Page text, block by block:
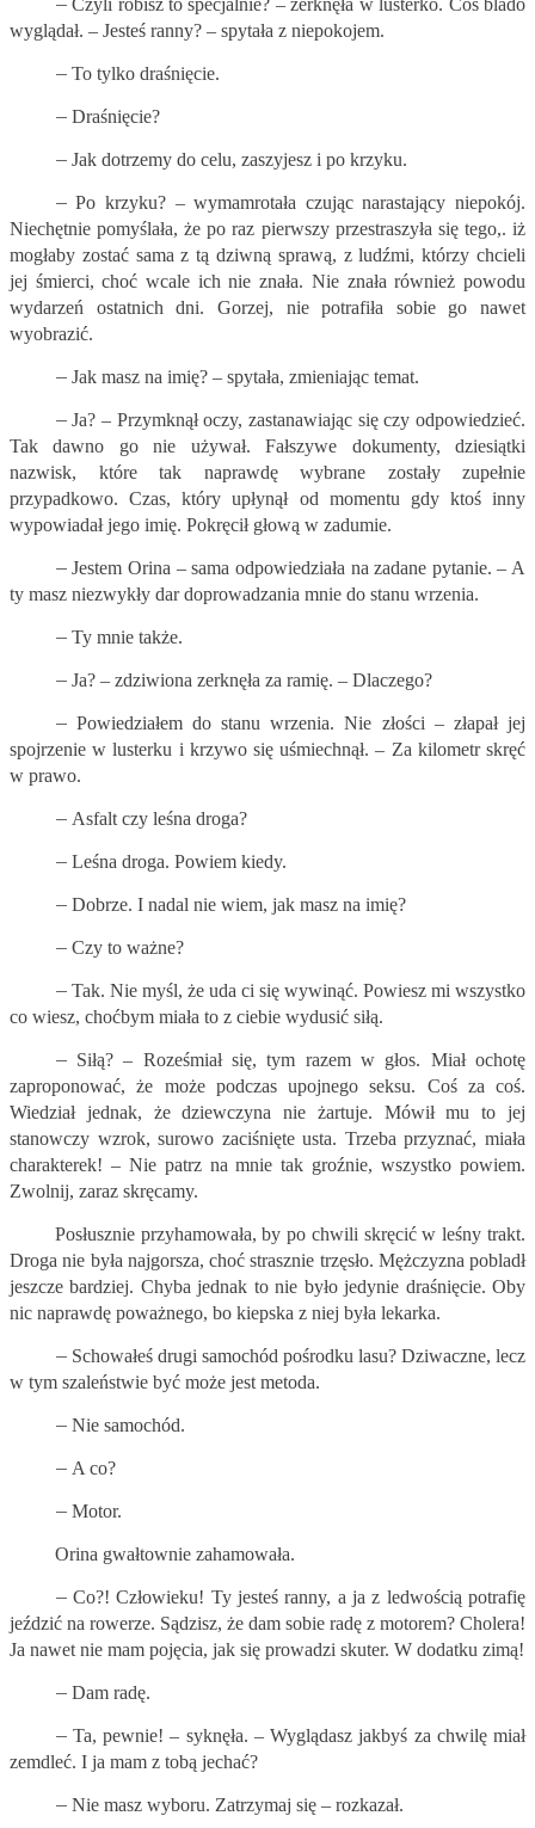
–Czyli robisz to specjalnie? – zerknęła w lusterko. Coś blado
wyglądał. – Jesteś ranny? – spytała z niepokojem.
– To tylko draśnięcie.
– Draśnięcie?
– Jak dotrzemy do celu, zaszyjesz i po krzyku.
–Po krzyku? – wymamrotała czując narastający niepokój.
Niechętnie pomyślała, że po raz pierwszy przestraszyła się tego,. iż
mogłaby zostać sama z tą dziwną sprawą, z ludźmi, którzy chcieli
jej śmierci, choć wcale ich nie znała. Nie znała również powodu
wydarzeń ostatnich dni. Gorzej, nie potrafiła sobie go nawet
wyobrazić.
– Jak masz na imię? – spytała, zmieniając temat.
–Ja? – Przymknął oczy, zastanawiając się czy odpowiedzieć.
Tak dawno go nie używał. Fałszywe dokumenty, dziesiątki
nazwisk, które tak naprawdę wybrane zostały zupełnie
przypadkowo. Czas, który upłynął od momentu gdy ktoś inny
wypowiadał jego imię. Pokręcił głową w zadumie.
–Jestem Orina – sama odpowiedziała na zadane pytanie. – A
ty masz niezwykły dar doprowadzania mnie do stanu wrzenia.
– Ty mnie także.
– Ja? – zdziwiona zerknęła za ramię. – Dlaczego?
– Powiedziałem do stanu wrzenia. Nie złości – złapał jej
spojrzenie w lusterku i krzywo się uśmiechnął. – Za kilometr skręć
w prawo.
– Asfalt czy leśna droga?
– Leśna droga. Powiem kiedy.
– Dobrze. I nadal nie wiem, jak masz na imię?
– Czy to ważne?
– Tak. Nie myśl, że uda ci się wywinąć. Powiesz mi wszystko
co wiesz, choćbym miała to z ciebie wydusić siłą.
– Siłą? – Roześmiał się, tym razem w głos. Miał ochotę
zaproponować, że może podczas upojnego seksu. Coś za coś.
Wiedział jednak, że dziewczyna nie żartuje. Mówił mu to jej
stanowczy wzrok, surowo zaciśnięte usta. Trzeba przyznać, miała
charakterek! – Nie patrz na mnie tak groźnie, wszystko powiem.
Zwolnij, zaraz skręcamy.
Posłusznie przyhamowała, by po chwili skręcić w leśny trakt.
Droga nie była najgorsza, choć strasznie trzęsło. Mężczyzna pobladł
jeszcze bardziej. Chyba jednak to nie było jedynie draśnięcie. Oby
nic naprawdę poważnego, bo kiepska z niej była lekarka.
– Schowałeś drugi samochód pośrodku lasu? Dziwaczne, lecz
w tym szaleństwie być może jest metoda.
– Nie samochód.
– A co?
– Motor.
Orina gwałtownie zahamowała.
–Co?! Człowieku! Ty jesteś ranny, a ja z ledwością potrafię
jeździć na rowerze. Sądzisz, że dam sobie radę z motorem? Cholera!
Ja nawet nie mam pojęcia, jak się prowadzi skuter. W dodatku zimą!
– Dam radę.
–Ta, pewnie! – syknęła. – Wyglądasz jakbyś za chwilę miał
zemdleć. I ja mam z tobą jechać?
– Nie masz wyboru. Zatrzymaj się – rozkazał.